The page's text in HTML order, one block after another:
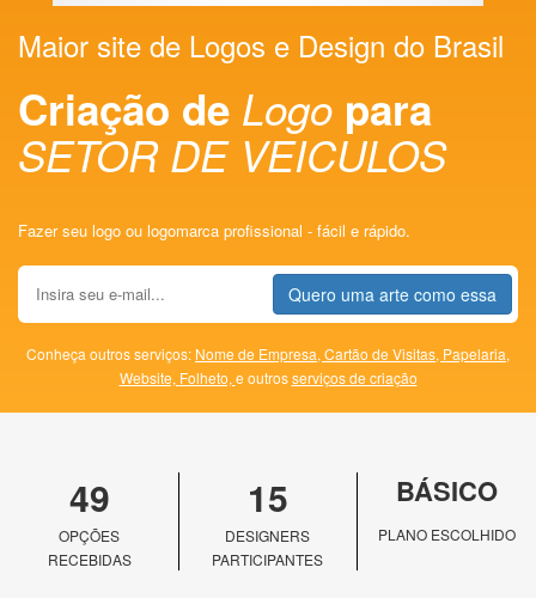
Maior site de Logos e Design do Brasil
Criação de Logo para
SETOR DE VEICULOS
Fazer seu logo ou logomarca profissional - fácil e rápido.
Quero uma arte como essa
Conheça outros serviços: Nome de Empresa, Cartão de Visitas, Papelaria,
Website, Folheto, e outrosserviços de criação
49
OPÇÕES
RECEBIDAS
15
DESIGNERS
PARTICIPANTES
BÁSICO
PLANO ESCOLHIDO